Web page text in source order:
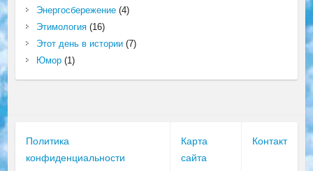
Энергосбережение(4)
Этимология(16)
Этот день в истории(7)
Юмор(1)
Политика
конфиденциальности
Карта
сайта
Контакт